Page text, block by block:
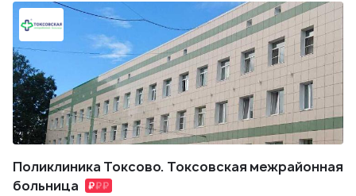
Поликлиника Токсово. Токсовская межрайонная
больница